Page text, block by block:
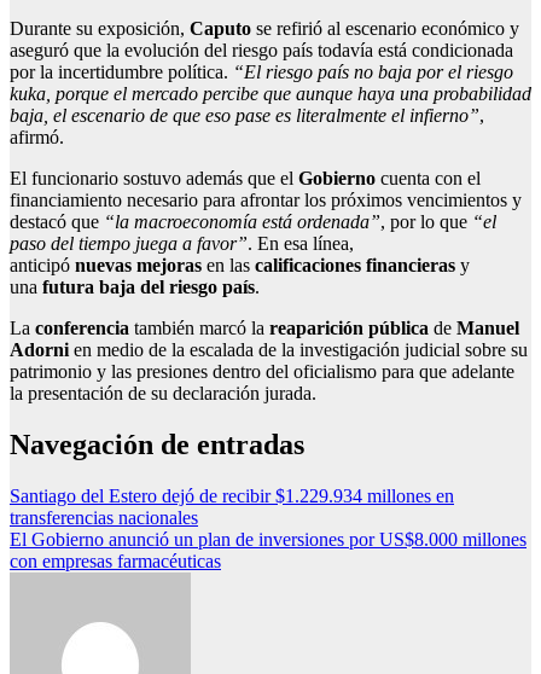
Durante su exposición, Caputo se refirió al escenario económico y
aseguró que la evolución del riesgo país todavía está condicionada
por la incertidumbre política. “El riesgo país no baja por el riesgo
kuka, porque el mercado percibe que aunque haya una probabilidad
baja, el escenario de que eso pase es literalmente el infierno”,
afirmó.
El funcionario sostuvo además que el Gobierno cuenta con el
financiamiento necesario para afrontar los próximos vencimientos y
destacó que “la macroeconomía está ordenada”, por lo que “el
paso del tiempo juega a favor”. En esa línea,
anticipó nuevas mejoras en las calificaciones financieras y
una futura baja del riesgo país.
La conferencia también marcó la reaparición pública de Manuel
Adornien medio de la escalada de la investigación judicial sobre su
patrimonio y las presiones dentro del oficialismo para que adelante
la presentación de su declaración jurada.
Navegación de entradas
Santiago del Estero dejó de recibir $1.229.934 millones en
transferencias nacionales
El Gobierno anunció un plan de inversiones por US$8.000 millones
con empresas farmacéuticas